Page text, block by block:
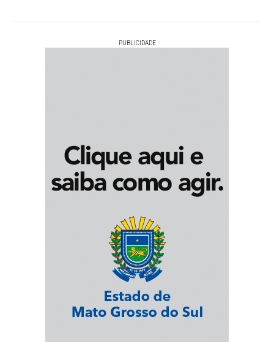
PUBLICIDADE